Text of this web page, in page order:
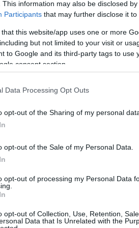
This information may also be disclosed
Participants that may further disclose it to
that this website/app uses one or more
but not limited to your visit or
to Google and its third-party tags to use
consent section.
Data Processing Opt Outs
opt-out of the Sharing of my personal
opt-out of the Sale of my Personal Data.
opt-out of processing my Personal Data
opt-out of Collection, Use, Retention,
Data that Is Unrelated with the
ÚJRA AZ
, ahol az eddigieknél jóval